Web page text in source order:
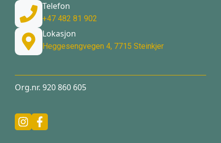
Telefon
+47 482 81 902
Lokasjon
Heggesengvegen 4, 7715 Steinkjer
Org.nr. 920 860 605